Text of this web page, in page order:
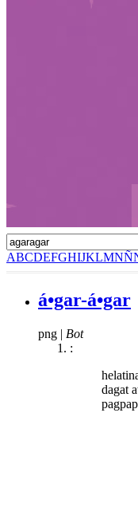
ABCDEFGHIJKLMNÑ
á•gar-á•gar
png | Bot
:
dagat